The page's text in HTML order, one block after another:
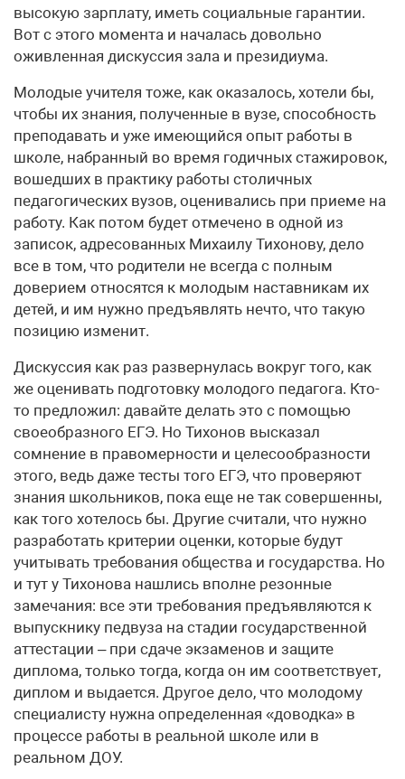
высокую зарплату, иметь социальные гарантии.
Вот с этого момента и началась довольно
оживленная дискуссия зала и президиума.
Молодые учителя тоже, как оказалось, хотели бы,
чтобы их знания, полученные в вузе, способность
преподавать и уже имеющийся опыт работы в
школе, набранный во время годичных стажировок,
вошедших в практику работы столичных
педагогических вузов, оценивались при приеме на
работу. Как потом будет отмечено в одной из
записок, адресованных Михаилу Тихонову, дело
все в том, что родители не всегда с полным
доверием относятся к молодым наставникам их
детей, и им нужно предъявлять нечто, что такую
позицию изменит.
Дискуссия как раз развернулась вокруг того, как
же оценивать подготовку молодого педагога. Кто-
то предложил: давайте делать это с помощью
своеобразного ЕГЭ. Но Тихонов высказал
сомнение в правомерности и целесообразности
этого, ведь даже тесты того ЕГЭ, что проверяют
знания школьников, пока еще не так совершенны,
как того хотелось бы. Другие считали, что нужно
разработать критерии оценки, которые будут
учитывать требования общества и государства. Но
и тут у Тихонова нашлись вполне резонные
замечания: все эти требования предъявляются к
выпускнику педвуза на стадии государственной
аттестации – при сдаче экзаменов и защите
диплома, только тогда, когда он им соответствует,
диплом и выдается. Другое дело, что молодому
специалисту нужна определенная «доводка» в
процессе работы в реальной школе или в
реальном ДОУ.